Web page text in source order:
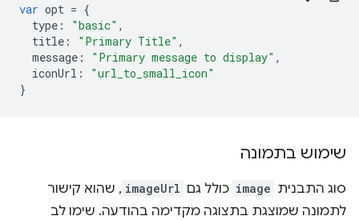
var opt = {
type : "basic" ,
title : "Primary Title" ,
message : "Primary message to display" ,
iconUrl :
"url_to_small_icon"
}
שימוש בתמונה
סוג התבנית image כולל גם imageUrl , שהוא קישור
לתמונה שמוצגת בתצוגה מקדימה בהודעה. שימו לב